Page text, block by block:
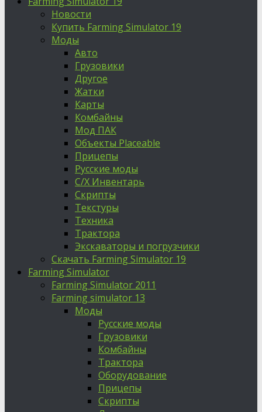
Новости
Купить Farming Simulator 19
Моды
Авто
Грузовики
Другое
Жатки
Карты
Комбайны
Мод ПАК
Объекты Placeable
Прицепы
Русские моды
С/Х Инвентарь
Скрипты
Текстуры
Техника
Трактора
Экскаваторы и погрузчики
Скачать Farming Simulator 19
Farming Simulator
Farming Simulator 2011
Farming simulator 13
Моды
Русские моды
Грузовики
Комбайны
Трактора
Оборудование
Прицепы
Скрипты